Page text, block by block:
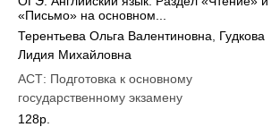
«Письмо» на основном...
Терентьева Ольга Валентиновна
Гудкова
Лидия Михайловна
АСТ: Подготовка к основному
государственному экзамену
128р.